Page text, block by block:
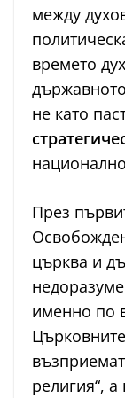
между
времето
не като
През
църква и
именно по
религия“, а